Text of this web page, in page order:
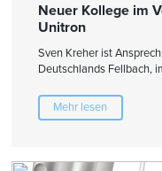
Neuer Kollege im
Unitron
Sven Kreher ist
Deutschlands Fellbach,
Mehr lesen